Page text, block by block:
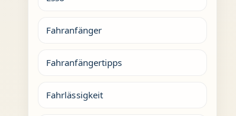
Fahranfänger
Fahranfängertipps
Fahrlässigkeit